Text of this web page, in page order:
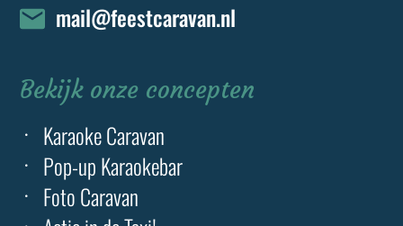
mail@feestcaravan.nl
Bekijk onze concepten
Karaoke Caravan
Pop-up Karaokebar
Foto Caravan